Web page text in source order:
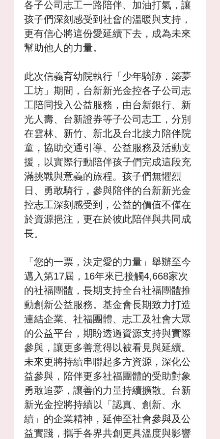
各子公司志工一路陪伴、加油打氣，讓
孩子們深刻感受到社會的溫暖與支持，
更有信心將這份愛延續下去，成為未來
幫助他人的力量。
此次信義育幼院執行「少年騎跡．築夢
工坊」期間，台新新光金控各子公司志
工陪同投入公益服務，由台新銀行、新
光人壽、台新證券等子公司志工，分別
在雲林、新竹、新北及台北接力陪伴院
童，協助交通引導、公益服務及活動支
援，以實際行動陪伴孩子們完成這段充
滿挑戰與意義的旅程。孩子們無懼烈
日、勇敢騎行，參與陪伴的台新新光金
控志工深刻感受到，公益的價值不僅在
於資源挹注，更在於彼此陪伴與共同成
長。
「您的一票，決定愛的力量」舉辦至今
邁入第17屆， 16年來已接觸4,668家次
的社福團體，長期支持全台社福團體推
動創新公益服務。基金會長期致力打造
連結企業、社福團體、志工及社會大眾
的公益平台，期盼透過資源支持與實際
參與，讓更多善意得以被看見與延續。
未來更將持續串聯起多方資源，深化公
益參與，陪伴更多社福團體的受助對象
勇敢追夢，讓善的力量持續擴散。台新
新光金控將持續以「認真、創新、永
續」的企業精神，延伸至社會參與及公
益實踐，攜手各界共創更具溫度與影響